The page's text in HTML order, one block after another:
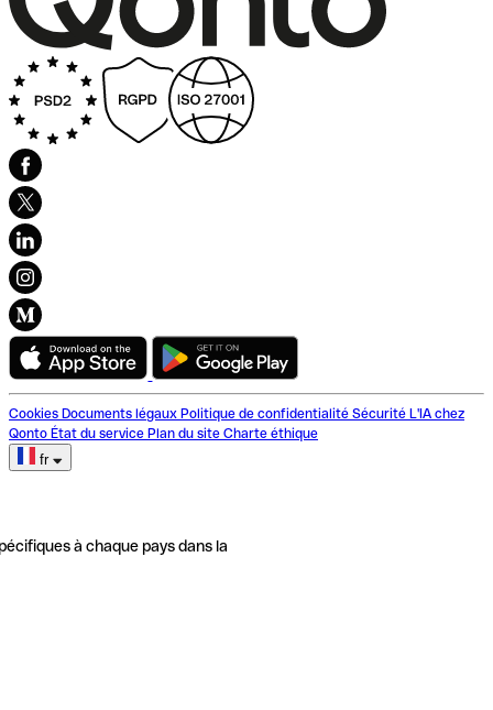
Cookies Documents légaux Politique de confidentialité Sécurité L'IA chez
Qonto État du service Plan du site Charte éthique
fr
à chaque pays dans la